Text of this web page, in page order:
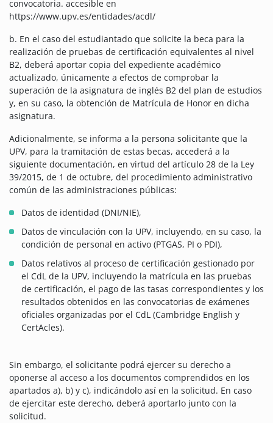
convocatoria. accesible en
https://www.upv.es/entidades/acdl/
b. En el caso del estudiantado que solicite la beca para la
realización de pruebas de certificación equivalentes al nivel
B2, deberá aportar copia del expediente académico
actualizado, únicamente a efectos de comprobar la
superación de la asignatura de inglés B2 del plan de estudios
y, en su caso, la obtención de Matrícula de Honor en dicha
asignatura.
Adicionalmente, se informa a la persona solicitante que la
UPV, para la tramitación de estas becas, accederá a la
siguiente documentación, en virtud del artículo 28 de la Ley
39/2015, de 1 de octubre, del procedimiento administrativo
común de las administraciones públicas:
Datos de identidad (DNI/NIE),
Datos de vinculación con la UPV, incluyendo, en su caso, la
condición de personal en activo (PTGAS, PI o PDI),
Datos relativos al proceso de certificación gestionado por
el CdL de la UPV, incluyendo la matrícula en las pruebas
de certificación, el pago de las tasas correspondientes y los
resultados obtenidos en las convocatorias de exámenes
oficiales organizadas por el CdL (Cambridge English y
CertAcles).
Sin embargo, el solicitante podrá ejercer su derecho a
oponerse al acceso a los documentos comprendidos en los
apartados a), b) y c), indicándolo así en la solicitud. En caso
de ejercitar este derecho, deberá aportarlo junto con la
solicitud.